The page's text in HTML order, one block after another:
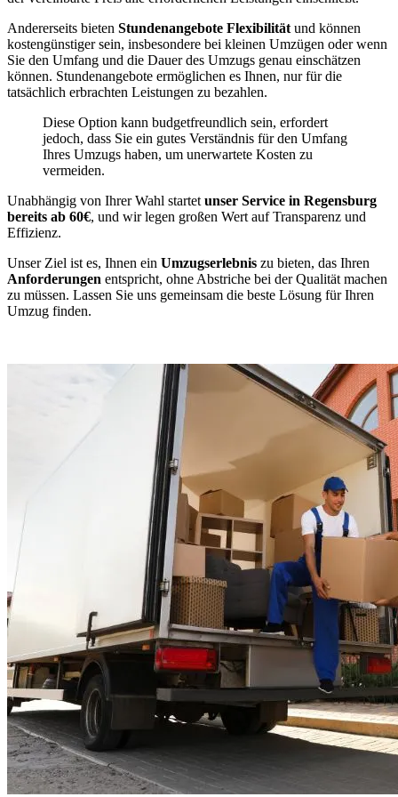
Andererseits bieten Stundenangebote Flexibilität und können
kostengünstiger sein, insbesondere bei kleinen Umzügen oder wenn
Sie den Umfang und die Dauer des Umzugs genau einschätzen
können. Stundenangebote ermöglichen es Ihnen, nur für die
tatsächlich erbrachten Leistungen zu bezahlen.
Diese Option kann budgetfreundlich sein, erfordert
jedoch, dass Sie ein gutes Verständnis für den Umfang
Ihres Umzugs haben, um unerwartete Kosten zu
vermeiden.
Unabhängig von Ihrer Wahl startet unser Service in Regensburg
bereits ab 60€, und wir legen großen Wert auf Transparenz und
Effizienz.
Unser Ziel ist es, Ihnen ein Umzugserlebnis zu bieten, das Ihren
Anforderungen entspricht, ohne Abstriche bei der Qualität machen
zu müssen. Lassen Sie uns gemeinsam die beste Lösung für Ihren
Umzug finden.